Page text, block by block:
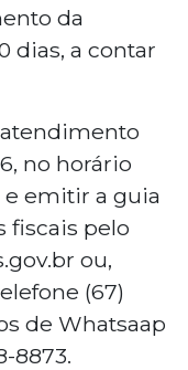
da
dias, a contar
no horário
e emitir a guia
fiscais pelo
ou,
(67)
de Whatsaap
8873.